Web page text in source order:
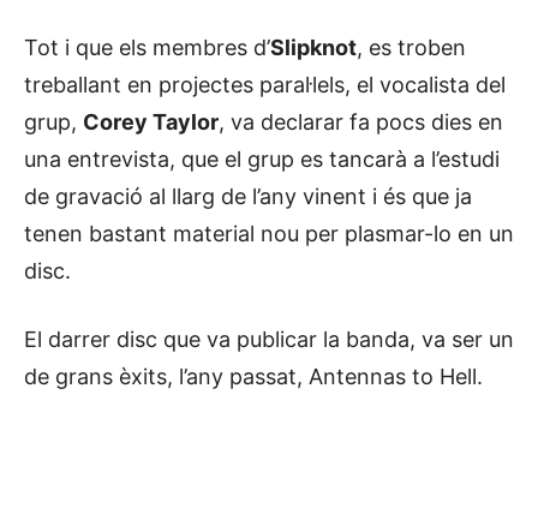
Tot i que els membres d’Slipknot, es troben
treballant en projectes paral·lels, el vocalista del
grup, Corey Taylor, va declarar fa pocs dies en
una entrevista, que el grup es tancarà a l’estudi
de gravació al llarg de l’any vinent i és que ja
tenen bastant material nou per plasmar-lo en un
disc.
El darrer disc que va publicar la banda, va ser un
de grans èxits, l’any passat, Antennas to Hell.